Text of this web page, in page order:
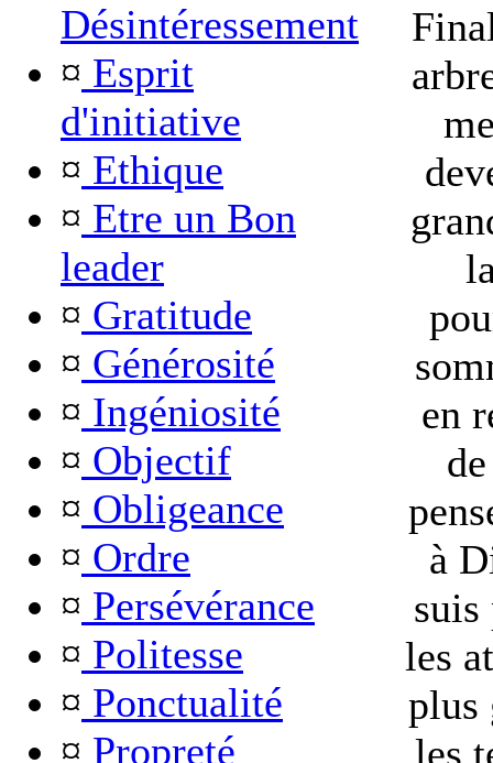
Désintéressement
¤ Esprit
d'initiative
¤ Ethique
¤ Etre un Bon
leader
¤ Gratitude
¤ Générosité
¤ Ingéniosité
¤ Objectif
¤ Obligeance
¤ Ordre
¤ Persévérance
¤ Politesse
¤ Ponctualité
¤ Propreté
en
à
suis
les
plus
les